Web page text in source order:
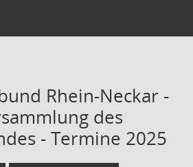
Rhein-Neckar -
des
- Termine 2025